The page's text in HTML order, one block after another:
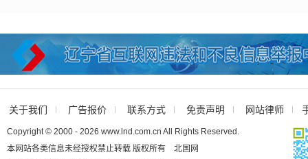
关于我们 广告报价 联系方式 免责声明 网站律师
Copyright © 2000 - 2026 www.lnd.com.cn All Rights Reserved.
本网站各类信息未经授权禁止转载 版权所有 北国网